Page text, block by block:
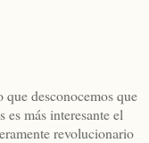
que desconocemos que
es más interesante el
revolucionario